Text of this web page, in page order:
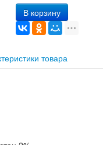
В корзину
товара